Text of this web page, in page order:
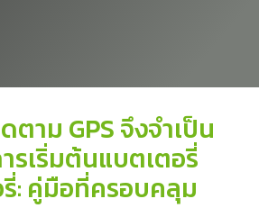
ตาม GPS จึงจำเป็น
รเริ่มต้นแบตเตอรี่
: คู่มือที่ครอบคลุม